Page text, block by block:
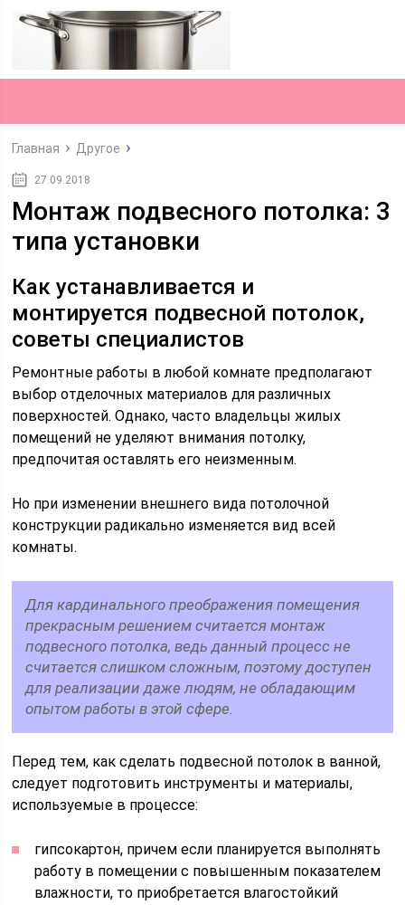
Главная Другое
27.09.2018
Монтаж подвесного потолка: 3
типа установки
Как устанавливается и
монтируется подвесной потолок,
советы специалистов
Ремонтные работы в любой комнате предполагают
выбор отделочных материалов для различных
поверхностей. Однако, часто владельцы жилых
помещений не уделяют внимания потолку,
предпочитая оставлять его неизменным.
Но при изменении внешнего вида потолочной
конструкции радикально изменяется вид всей
комнаты.
Для кардинального преображения помещения
прекрасным решением считается монтаж
подвесного потолка, ведь данный процесс не
считается слишком сложным, поэтому доступен
для реализации даже людям, не обладающим
опытом работы в этой сфере.
Перед тем, как сделать подвесной потолок в ванной,
следует подготовить инструменты и материалы,
используемые в процессе:
гипсокартон, причем если планируется выполнять
работу в помещении с повышенным показателем
влажности, то приобретается влагостойкий